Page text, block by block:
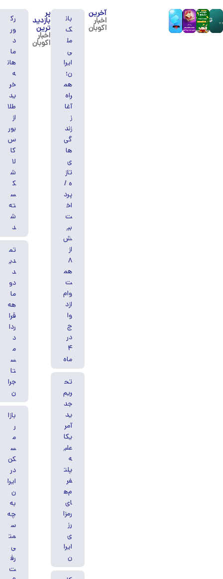
آخرین
اخبار
اکوبان
بان
ک
ایرا
ن؛
هم
راه
آغا
زند
گی‌
ها
تاز
ه /
پرد
ت
ش
هم
ت
وام
ازد
در
ماه
تح
ریم
جد
ید
آمر
یکا
علی
پلت
فر
م‌ه
ای
رمزا
ایرا
پر
بازدید
ترین
اخبار
اکوبان
ور
هان
خر
ید
طلا
بور
س
س
ته
تم
دی
دو
هه
قرا
ردا
س
جرا
بازا
س
کن
در
ایرا
چه
مت
ت